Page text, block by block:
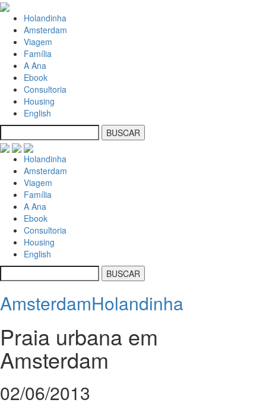
Holandinha
Amsterdam
Viagem
Família
A Ana
Ebook
Consultoria
Housing
English
Holandinha
Amsterdam
Viagem
Família
A Ana
Ebook
Consultoria
Housing
English
AmsterdamHolandinha
Praia urbana em
Amsterdam
02/06/2013